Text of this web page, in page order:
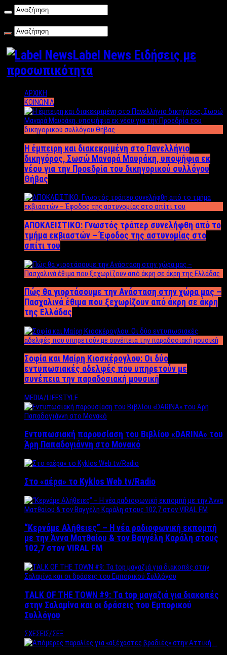
Label News Ειδήσεις με
προσωπικότητα
ΑΡΧΙΚΗ
ΚΟΙΝΩΝΙΑ
Η έμπειρη και διακεκριμένη στο Πανελλήνιο
δικηγόρος, Σωσώ Μαναρά Μαυράκη, υποψήφια εκ
νέου για την Προεδρία του δικηγορικού συλλόγου
Θήβας
ΑΠΟΚΛΕΙΣΤΙΚΟ: Γνωστός τράπερ συνελήφθη από το
τμήμα εκβιαστών – Έφοδος της αστυνομίας στο
σπίτι του
Πώς θα γιορτάσουμε την Ανάσταση στην χώρα μας –
Πασχαλινά έθιμα που ξεχωρίζουν από άκρη σε άκρη
της Ελλάδας
Σοφία και Μαίρη Κιοσκέρογλου: Οι δύο
εντυπωσιακές αδελφές που υπηρετούν με
συνέπεια την παραδοσιακή μουσική
MEDIA/LIFESTYLE
Εντυπωσιακή παρουσίαση του Βιβλίου «DARINA» του
Άρη Παπαδογιάννη στο Μονακό
Στο «αέρα» το Kyklos Web tv/Radio
“Kερνάμε Αλήθειες” – Η νέα ραδιοφωνική εκπομπή
με την Άννα Ματθαίου & τον Βαγγέλη Καράλη στους
102,7 στον VIRAL FM
TALK OF THE TOWN #9: Τα top μαγαζιά για διακοπές
στην Σαλαμίνα και οι δράσεις του Εμπορικού
Συλλόγου
ΣΧΕΣΕΙΣ/ΣΕΞ